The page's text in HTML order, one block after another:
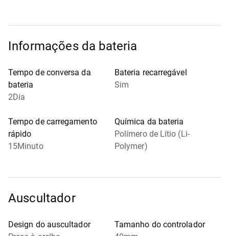
Informações da bateria
Tempo de conversa da
bateria
2Dia
Bateria recarregável
Sim
Tempo de carregamento
rápido
15Minuto
Química da bateria
Polímero de Lítio (Li-
Polymer)
Auscultador
Design do auscultador
Tamanho do controlador